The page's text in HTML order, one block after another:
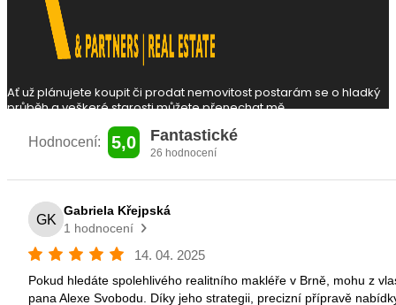
Ať už plánujete koupit či prodat nemovitostpostarám se o hladký
průběh a veškeréstarosti můžete přenechat mě.